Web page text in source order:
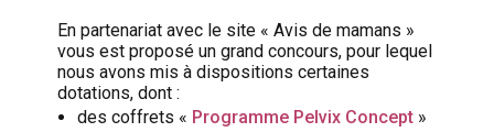
En partenariat avec le site « Avis de mamans »
vous est proposé un grand concours, pour lequel
nous avons mis à dispositions certaines
dotations, dont :
des coffrets « Programme Pelvix Concept »